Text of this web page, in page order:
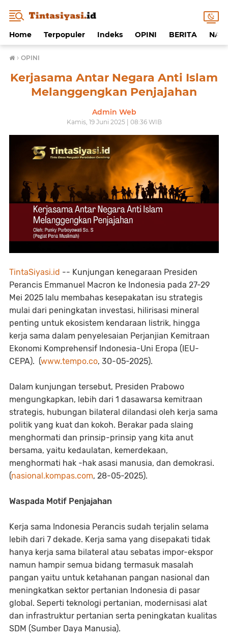
Home Terpopuler Indeks OPINI BERITA
› OPINI
Kerjasama Antar Negara Anti Islam
Melanggengkan Penjajahan
Admin Web
Kamis, 19 Juni 2025 | 08:36 WIB
TintaSiyasi.id -- Kunjungan kenegaraan Presiden
Perancis Emmanuel Macron ke Indonesia pada 27-29
Mei 2025 lalu membahas kesepakatan isu strategis
mulai dari peningkatan investasi, hilirisasi mineral
penting untuk ekosistem kendaraan listrik, hingga
kerja sama dalam penyelesaian Perjanjian Kemitraan
Ekonomi Komprehensif Indonesia-Uni Eropa (IEU-
CEPA). (www.tempo.co, 30-05-2025).
Dalam kunjungan tersebut, Presiden Prabowo
mengungkapkan, lebih dari 1 dasawarsa kemitraan
strategis, hubungan bilateral dilandasi oleh kerja sama
politik yang kuat dan kokoh. Berakar pada slaing
menghormati dan prinsip-prinsip yang kita anut
bersama, yaitu kedaulatan, kemerdekaan,
menghormati hak -hak asasi manusia, dan demokrasi.
(nasional.kompas.com, 28-05-2025).
Waspada Motif Penjajahan
Kerja sama Indonesia Perancis sudah terjalin selama
lebih dari 7 dekade. Kerja sama yang disepakati tidak
hanya kerja sama bilateral atau sebatas impor-ekspor
namun hampir semua bidang termasuk masalah
pangan yaitu untuk ketahanan pangan nasional dan
meningkatkan sektor pertanian Indonesia di pasar
global. Seperti teknologi pertanian, modernisasi alat
dan infrastruktur pertanian serta peningkatan kualitas
SDM (Sumber Daya Manusia).